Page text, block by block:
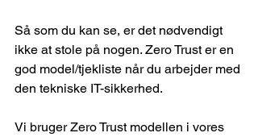
Så som du kan se, er det nødvendigt
ikke at stole på nogen. Zero Trust er en
god model/tjekliste når du arbejder med
den tekniske IT-sikkerhed.
Vi bruger Zero Trust modellen i vores